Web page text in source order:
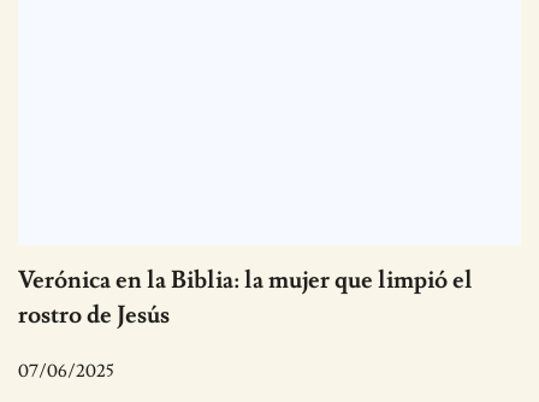
Verónica en la Biblia: la mujer que limpió el
rostro de Jesús
07/06/2025